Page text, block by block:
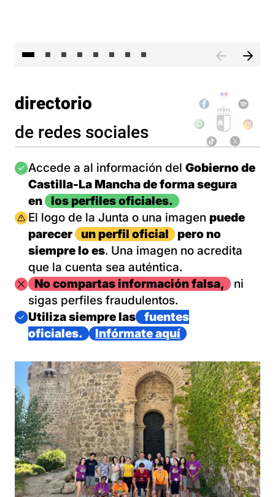
directorio
de redes sociales
Imagen
Accede a al información del Gobierno de
Castilla-La Mancha de forma segura
en
los perfiles oficiales.
Imagen
El logo de la Junta o una imagen puede
parecer
un perfil oficial
pero no
siempre lo es. Una imagen no acredita
que la cuenta sea auténtica.
ImagenNo compartas información falsa,
ni
sigas perfiles fraudulentos.
Imagen
Utiliza siempre las
fuentes
oficiales.
Infórmate aquí